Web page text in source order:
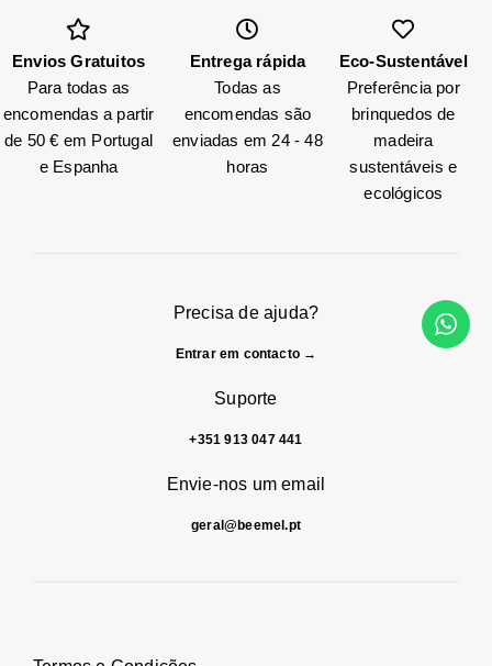
Envios Gratuitos
Para todas as
encomendas a partir
de 50 € em Portugal
e Espanha
Entrega rápida
Todas as
encomendas são
enviadas em 24 - 48
horas
Eco-Sustentável
Preferência por
brinquedos de
madeira
sustentáveis e
ecológicos
Precisa de ajuda?
Entrar em contacto →
Suporte
+351 913 047 441
Envie-nos um email
geral@beemel.pt